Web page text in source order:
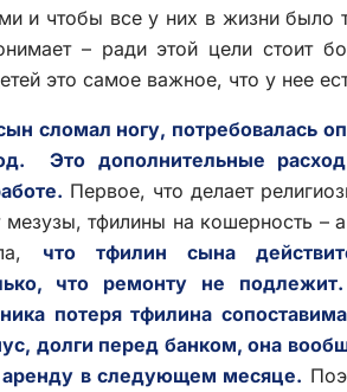
и чтобы все у них в жизни было
– ради этой цели стоит
это самое важное, что у нее
сломал ногу, потребовалась
Это дополнительные
Первое, что делает
мезузы, тфилины на кошерность –
что тфилин сына
что ремонту не
потеря тфилина
долги перед банком, она
аренду в следующем месяце.